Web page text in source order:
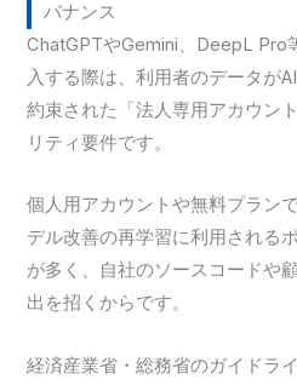
バナンス
ChatGPTやGemini、DeepL Pro
入する際は、利用者のデータが
約束された「法人専用アカウン
リティ要件です。
個人用アカウントや無料プラン
デル改善の再学習に利用される
が多く、自社のソースコードや
出を招くからです。
経済産業省・総務省のガイドラ